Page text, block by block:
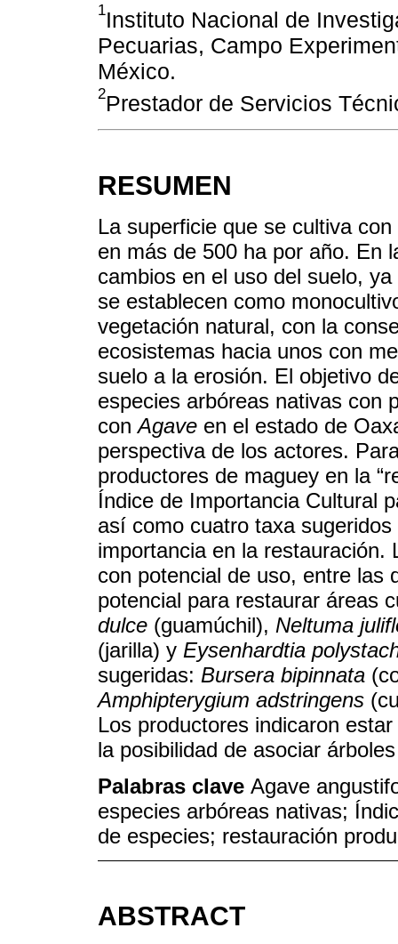
1Instituto Nacional de
Pecuarias, Campo
México.
2Prestador de Servicios
RESUMEN
La superficie que se cultiva
en más de 500 ha por año. En
cambios en el uso del suelo,
se establecen como
vegetación natural, con la
ecosistemas hacia unos con
suelo a la erosión. El objetivo
especies arbóreas nativas con
conAgave en el estado de
perspectiva de los actores.
productores de maguey en la
Índice de Importancia Cultural
así como cuatro taxa
importancia en la restauración.
con potencial de uso, entre las
potencial para restaurar áreas
dulce (guamúchil), Neltuma
(jarilla) y Eysenhardtia
sugeridas: Bursera bipinnata
Amphipterygium adstringens
Los productores indicaron
la posibilidad de asociar
Palabras clave Agave
especies arbóreas nativas;
de especies; restauración
ABSTRACT